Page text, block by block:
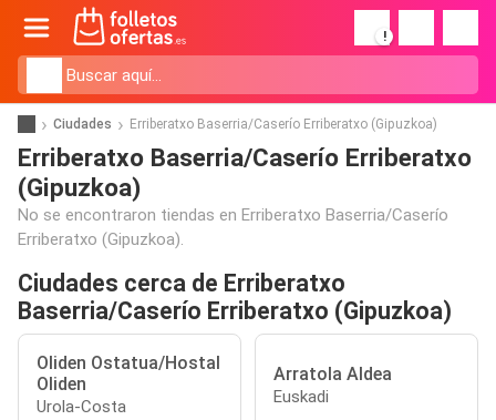
!
Ciudades Erriberatxo Baserria/Caserío Erriberatxo (Gipuzkoa)
Erriberatxo Baserria/Caserío Erriberatxo
(Gipuzkoa)
No se encontraron tiendas en Erriberatxo Baserria/Caserío
Erriberatxo (Gipuzkoa).
Ciudades cerca de Erriberatxo
Baserria/Caserío Erriberatxo (Gipuzkoa)
Oliden Ostatua/Hostal
Oliden
Urola-Costa
Arratola Aldea
Euskadi